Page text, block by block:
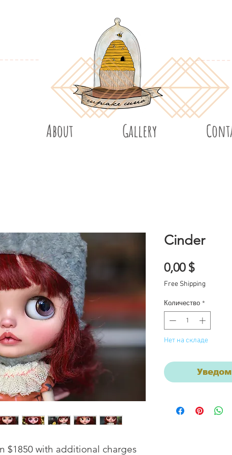
About Gallery
$1850 with additional charges
Cinder
0,00 $Цена
Free Shipping
Количество *
Нет на складе